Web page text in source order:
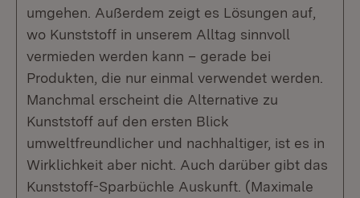
umgehen. Außerdem zeigt es Lösungen auf,
wo Kunststoff in unserem Alltag sinnvoll
vermieden werden kann – gerade bei
Produkten, die nur einmal verwendet werden.
Manchmal erscheint die Alternative zu
Kunststoff auf den ersten Blick
umweltfreundlicher und nachhaltiger, ist es in
Wirklichkeit aber nicht. Auch darüber gibt das
Kunststoff-Sparbüchle Auskunft. (Maximale